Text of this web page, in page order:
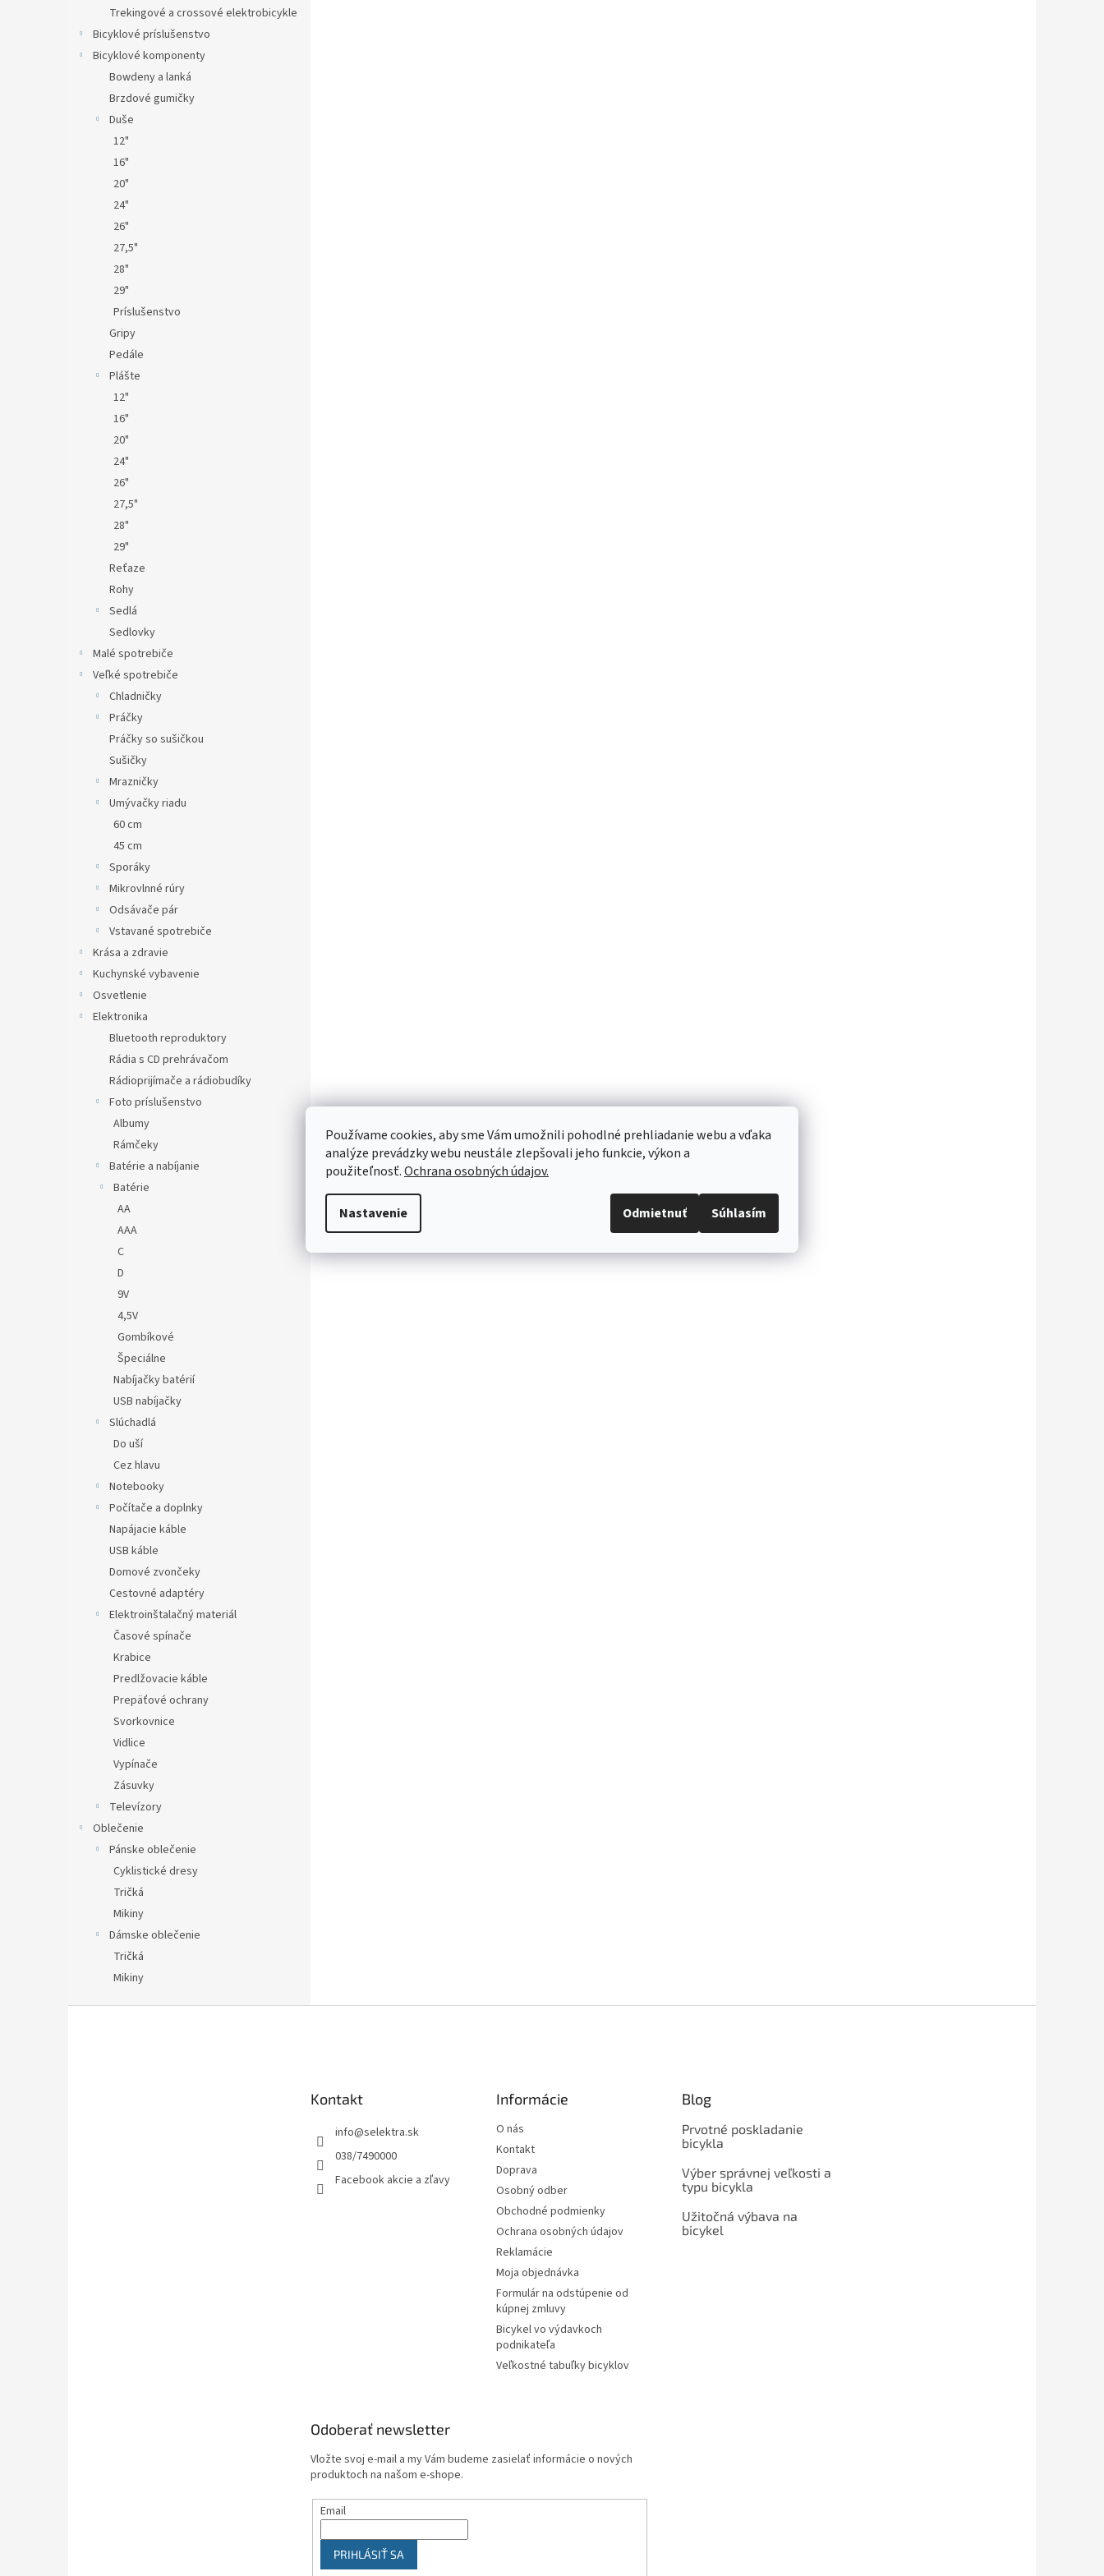
Používame cookies, aby sme Vám umožnili pohodlné prehliadanie webu a vďaka
analýze prevádzky webu neustále zlepšovali jeho funkcie, výkon a
použiteľnosť.Ochrana osobných údajov.
Nastavenie Odmietnuť Súhlasím
Trekingové a crossové elektrobicykle
Bicyklové príslušenstvo
Bicyklové komponenty
Bowdeny a lanká
Brzdové gumičky
Duše
12"
16"
20"
24"
26"
27,5"
28"
29"
Príslušenstvo
Gripy
Pedále
Plášte
12"
16"
20"
24"
26"
27,5"
28"
29"
Reťaze
Rohy
Sedlá
Sedlovky
Malé spotrebiče
Veľké spotrebiče
Chladničky
Práčky
Práčky so sušičkou
Sušičky
Mrazničky
Umývačky riadu
60 cm
45 cm
Sporáky
Mikrovlnné rúry
Odsávače pár
Vstavané spotrebiče
Krása a zdravie
Kuchynské vybavenie
Osvetlenie
Elektronika
Bluetooth reproduktory
Rádia s CD prehrávačom
Rádioprijímače a rádiobudíky
Foto príslušenstvo
Albumy
Rámčeky
Batérie a nabíjanie
Batérie
AA
AAA
C
D
9V
4,5V
Gombíkové
Špeciálne
Nabíjačky batérií
USB nabíjačky
Slúchadlá
Do uší
Cez hlavu
Notebooky
Počítače a doplnky
Napájacie káble
USB káble
Domové zvončeky
Cestovné adaptéry
Elektroinštalačný materiál
Časové spínače
Krabice
Predlžovacie káble
Prepäťové ochrany
Svorkovnice
Vidlice
Vypínače
Zásuvky
Televízory
Oblečenie
Pánske oblečenie
Cyklistické dresy
Tričká
Mikiny
Dámske oblečenie
Tričká
Mikiny
Kontakt
info@selektra.sk
038/7490000
Facebook akcie a zľavy
Informácie
O nás
Kontakt
Doprava
Osobný odber
Obchodné podmienky
Ochrana osobných údajov
Reklamácie
Moja objednávka
Formulár na odstúpenie od
kúpnej zmluvy
Bicykel vo výdavkoch
podnikateľa
Veľkostné tabuľky bicyklov
Blog
Prvotné poskladanie
bicykla
Výber správnej veľkosti a
typu bicykla
Užitočná výbava na
bicykel
Odoberať newsletter
Vložte svoj e-mail a my Vám budeme zasielať informácie o nových
produktoch na našom e-shope.
Email
PRIHLÁSIŤ SA